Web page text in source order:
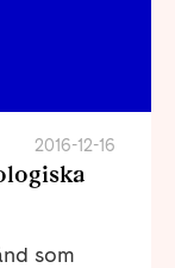
2016-12-16
som